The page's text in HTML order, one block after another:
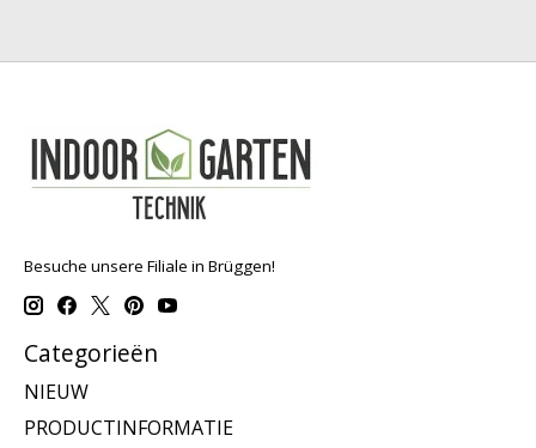
Besuche unsere Filiale in Brüggen!
Categorieën
NIEUW
PRODUCTINFORMATIE